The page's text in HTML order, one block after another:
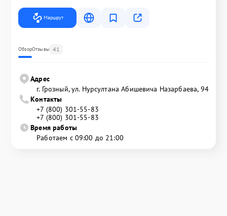
Маршрут
ОбзорОтзывы 41
Адрес
г. Грозный, ул. Нурсултана Абишевича Назарбаева, 94
Контакты
+7 (800) 301-55-83
+7 (800) 301-55-83
Время работы
Работаем с 09:00 до 21:00